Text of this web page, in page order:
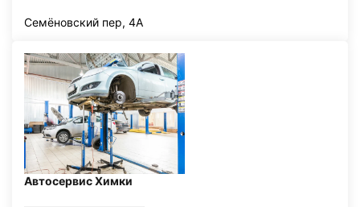
Семёновский пер, 4А
Автосервис Химки